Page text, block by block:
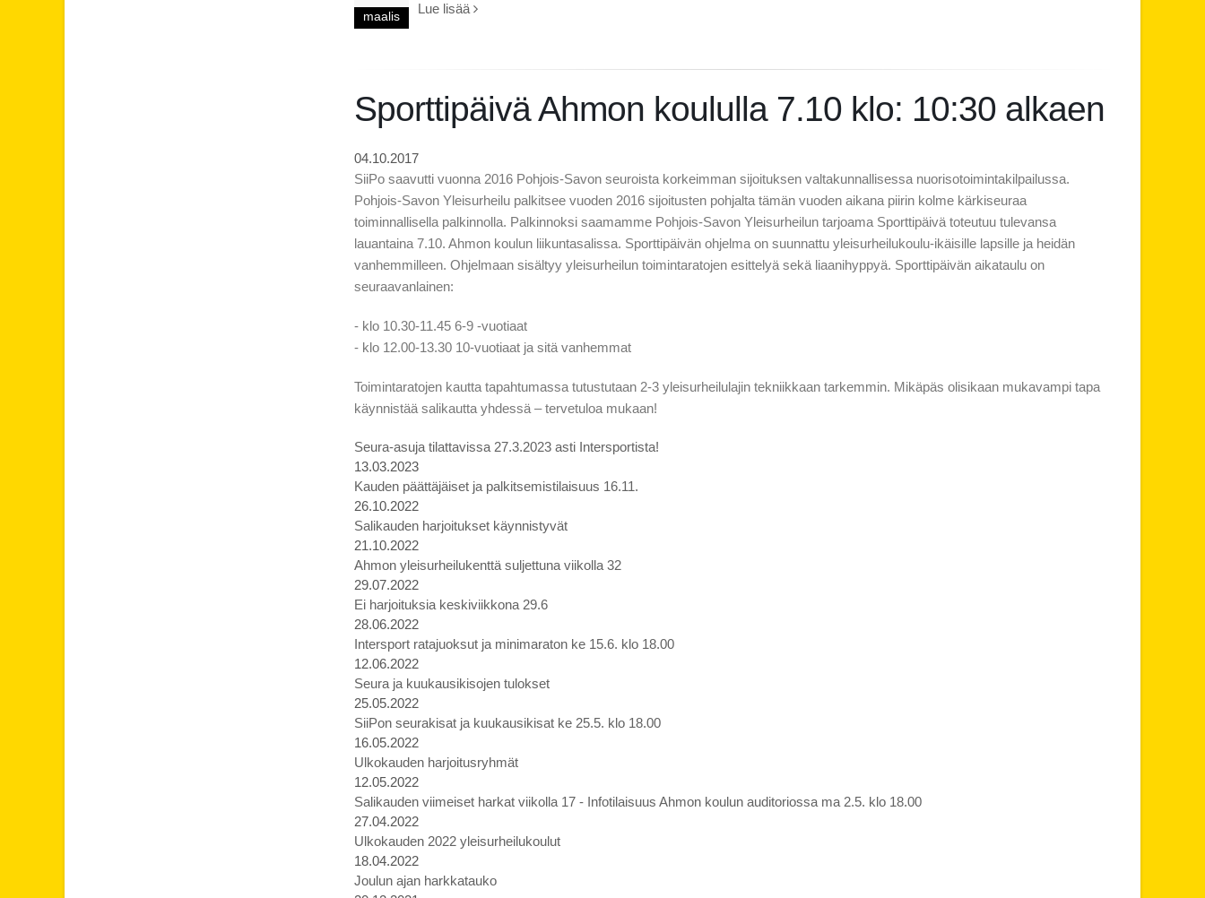
maalis
Lue lisää
Sporttipäivä Ahmon koululla 7.10 klo: 10:30 alkaen
04.10.2017
SiiPo saavutti vuonna 2016 Pohjois-Savon seuroista korkeimman sijoituksen valtakunnallisessa nuorisotoimintakilpailussa.
Pohjois-Savon Yleisurheilu palkitsee vuoden 2016 sijoitusten pohjalta tämän vuoden aikana piirin kolme kärkiseuraa
toiminnallisella palkinnolla. Palkinnoksi saamamme Pohjois-Savon Yleisurheilun tarjoama Sporttipäivä toteutuu tulevansa
lauantaina 7.10. Ahmon koulun liikuntasalissa. Sporttipäivän ohjelma on suunnattu yleisurheilukoulu-ikäisille lapsille ja heidän
vanhemmilleen. Ohjelmaan sisältyy yleisurheilun toimintaratojen esittelyä sekä liaanihyppyä. Sporttipäivän aikataulu on
seuraavanlainen:
- klo 10.30-11.45 6-9 -vuotiaat
- klo 12.00-13.30 10-vuotiaat ja sitä vanhemmat
Toimintaratojen kautta tapahtumassa tutustutaan 2-3 yleisurheilulajin tekniikkaan tarkemmin. Mikäpäs olisikaan mukavampi tapa
käynnistää salikautta yhdessä – tervetuloa mukaan!
Seura-asuja tilattavissa 27.3.2023 asti Intersportista!
13.03.2023
Kauden päättäjäiset ja palkitsemistilaisuus 16.11.
26.10.2022
Salikauden harjoitukset käynnistyvät
21.10.2022
Ahmon yleisurheilukenttä suljettuna viikolla 32
29.07.2022
Ei harjoituksia keskiviikkona 29.6
28.06.2022
Intersport ratajuoksut ja minimaraton ke 15.6. klo 18.00
12.06.2022
Seura ja kuukausikisojen tulokset
25.05.2022
SiiPon seurakisat ja kuukausikisat ke 25.5. klo 18.00
16.05.2022
Ulkokauden harjoitusryhmät
12.05.2022
Salikauden viimeiset harkat viikolla 17 - Infotilaisuus Ahmon koulun auditoriossa ma 2.5. klo 18.00
27.04.2022
Ulkokauden 2022 yleisurheilukoulut
18.04.2022
Joulun ajan harkkatauko